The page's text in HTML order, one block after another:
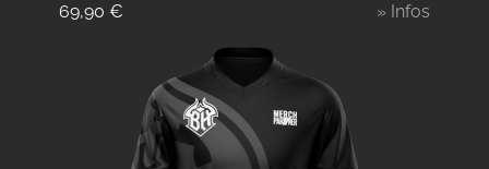
69,90 € » Infos